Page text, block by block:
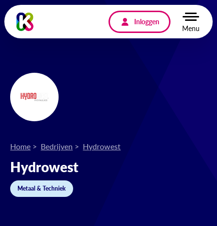
Inloggen
Menu
Home Bedrijven Hydrowest
Hydrowest
Metaal & Techniek